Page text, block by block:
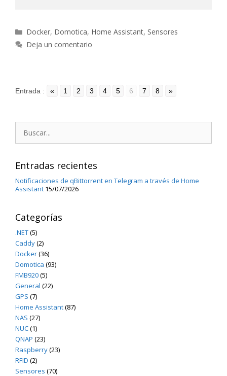
Categorías
Docker, Domotica, Home Assistant, Sensores
Deja un comentario
Entrada : « 1 2 3 4 5 6 7 8 »
Buscar:
Entradas recientes
Notificaciones de qBittorrent en Telegram a través de Home
Assistant 15/07/2026
Categorías
.NET(5)
Caddy(2)
Docker(36)
Domotica (93)
FMB920(5)
General (22)
GPS (7)
Home Assistant(87)
NAS (27)
NUC(1)
QNAP (23)
Raspberry(23)
RFID (2)
Sensores (70)